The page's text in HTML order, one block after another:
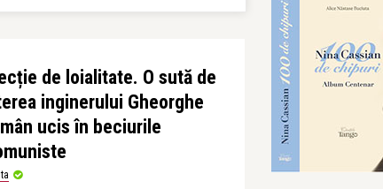
de loialitate. O sută de
inginerului Gheorghe
ucis în beciurile